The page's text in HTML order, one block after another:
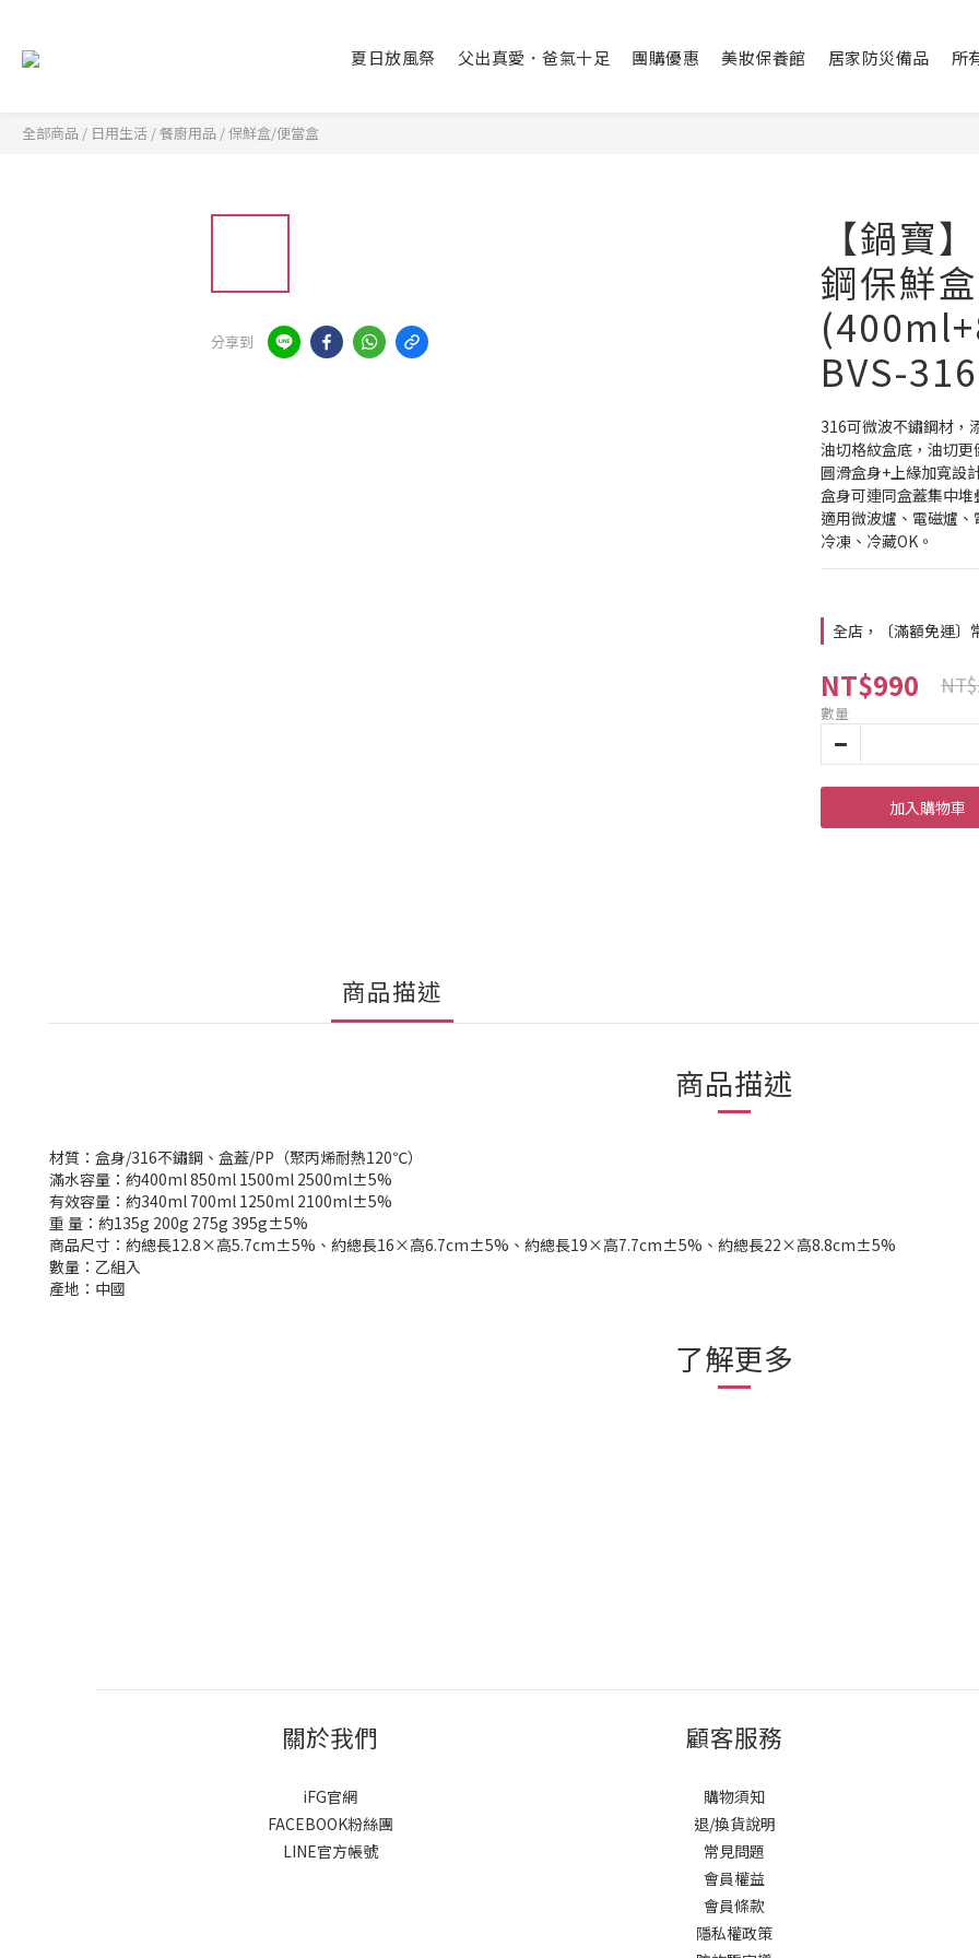
夏日放風祭 父出真愛．爸氣十足 團購優惠 美妝保養館 居家防災備品 所
全部商品 / 日用生活 /餐廚用品 /保鮮盒/便當盒
分享到
【鍋寶
鋼保鮮
BVS-
316可微波不鏽鋼材，
油切格紋盒底，油切更
圓滑盒身+上緣加寬設
盒身可連同盒蓋集中堆
適用微波爐、電磁爐、
冷凍、冷藏OK。
全店，〔滿額免運〕
NT$990
數量
加入購物車
商品描述
商品描述
材質：盒身/316不鏽鋼、盒蓋/PP（聚丙烯耐熱120℃）
滿水容量：約400ml 850ml 1500ml 2500ml±5%
有效容量：約340ml 700ml 1250ml 2100ml±5%
重 量：約135g 200g 275g 395g±5%
商品尺寸：約總長12.8×高5.7cm±5%、約總長16×高6.7cm±5%、約總長19×高7.7cm±5%、約總長22×高8.8cm±5%
數量：乙組入
產地：中國
了解更多
關於我們
iFG官網
FACEBOOK粉絲團
LINE官方帳號
顧客服務
購物須知
退/換貨說明
常見問題
會員權益
會員條款
隱私權政策